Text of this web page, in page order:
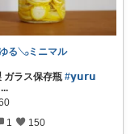
る𓂅ミニマル
ガラス保存瓶 #𝘆𝘂𝗿𝘂
...
1 150